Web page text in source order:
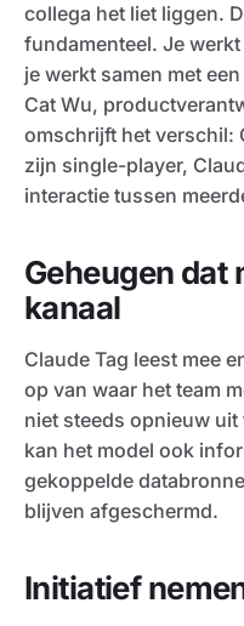
collega het liet liggen.
fundamenteel. Je
je werkt samen met
Cat Wu,
omschrijft het verschil:
zijn single-player,
interactie tussen
Geheugen dat
kanaal
Claude Tag leest mee
op van waar het team
niet steeds opnieuw
kan het model ook
gekoppelde
blijven afgeschermd.
Initiatief